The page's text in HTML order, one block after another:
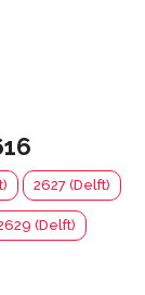
2627 (Delft)
(Delft)